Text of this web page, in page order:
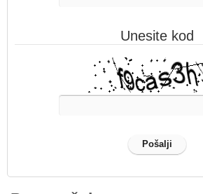
Unesite kod